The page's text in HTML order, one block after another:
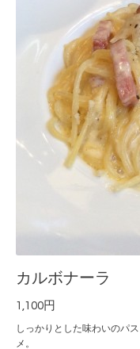
カルボナーラ
1,100円
しっかりとした味わいのパ
メ。